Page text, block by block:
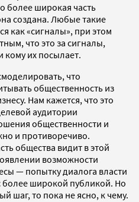
более широкая часть
создана. Любые такие
как «сигналы», при этом
что это за сигналы,
кому их посылает.
что
общественность из
Нам кажется, что это
аудитории
общественности и
и противоречиво.
общества видит в этой
возможности
— попытку диалога власти
более широкой публикой. Но
шаг, то пока не ясно, к чему.